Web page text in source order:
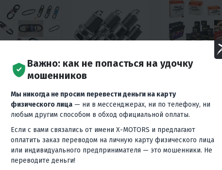
Ремни
вентилятора
Важно: как не попасться на удочку
мошенников
Мы никогда не просим перевести деньги на карту
физического лица — ни в мессенджерах, ни по телефону, ни
любым другим способом в обход официальной оплаты.
Если с вами связались от имени X-MOTORS и предлагают
оплатить заказ переводом на личную карту физического лица
или индивидуального предпринимателя — это мошенники. Не
переводите деньги!